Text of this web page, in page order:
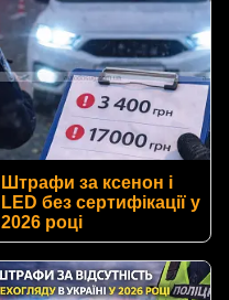
Штрафи за ксенон і
LED без сертифікації у
2026 році